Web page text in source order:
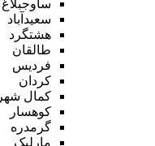
ساوجبلاغ
سعیدآباد
هشتگرد
طالقان
فردیس
کردان
کمال شهر
کوهسار
گرمدره
مارلیک